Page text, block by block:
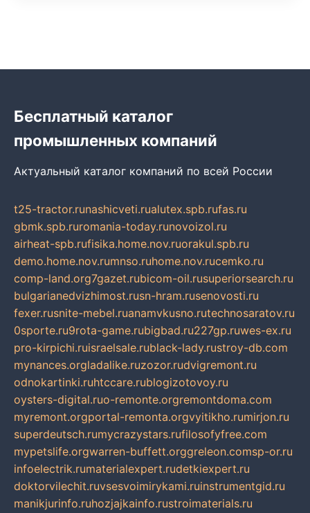
Бесплатный каталог
промышленных компаний
Актуальный каталог компаний по всей России
t25-tractor.runashicveti.rualutex.spb.rufas.ru
gbmk.spb.ruromania-today.runovoizol.ru
airheat-spb.rufisika.home.nov.ruorakul.spb.ru
demo.home.nov.rumnso.ruhome.nov.rucemko.ru
comp-land.org7gazet.rubicom-oil.rusuperiorsearch.ru
bulgarianedvizhimost.rusn-hram.rusenovosti.ru
fexer.rusnite-mebel.ruanamvkusno.rutechnosaratov.ru
0sporte.ru9rota-game.rubigbad.ru227gp.ruwes-ex.ru
pro-kirpichi.ruisraelsale.rublack-lady.rustroy-db.com
mynances.orgladalike.ruzozor.rudvigremont.ru
odnokartinki.ruhtccare.rublogizotovoy.ru
oysters-digital.ruo-remonte.orgremontdoma.com
myremont.orgportal-remonta.orgvyitikho.rumirjon.ru
superdeutsch.rumycrazystars.rufilosofyfree.com
mypetslife.orgwarren-buffett.orggreleon.comsp-or.ru
infoelectrik.rumaterialexpert.rudetkiexpert.ru
doktorvilechit.ruvsesvoimirykami.ruinstrumentgid.ru
manikjurinfo.ruhozjajkainfo.rustroimaterials.ru